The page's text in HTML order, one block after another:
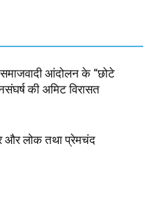
आंदोलन के “छोटे
की अमिट विरासत
और लोक तथा प्रेमचंद